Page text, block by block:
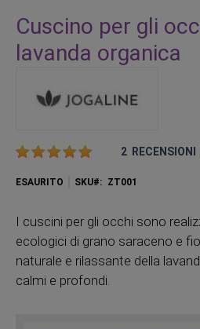
all'inizio
della
galleria
immagini
Cuscino per gli
lavanda organica
Valutazione: 2 RECENSIONI
ESAURITO SKU ZT001
I cuscini per gli occhi sono
ecologici di grano saraceno e
naturale e rilassante della
calmi e profondi.